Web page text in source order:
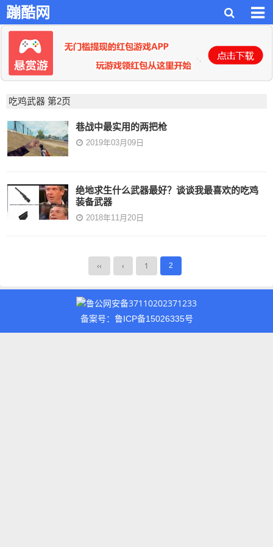
蹦酷网
吃鸡武器 第2页
巷战中最实用的两把枪
2019年03月09日
绝地求生什么武器最好？谈谈我最喜欢的吃鸡
装备武器
2018年11月20日
‹‹ ‹ 1 2
鲁公网安备37110202371233
备案号：鲁ICP备15026335号